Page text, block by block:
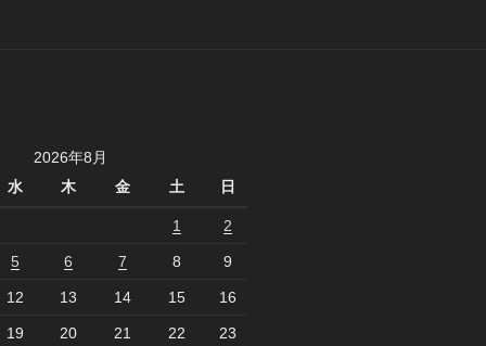
2026年8月
水
木 金 土 日
1 2
5 6 7 8 9
12 13 14 15 16
19 20 21 22 23